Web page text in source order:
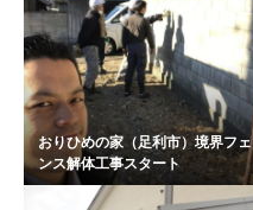
おりひめの家（足利市）境界フェ
ンス解体工事スタート